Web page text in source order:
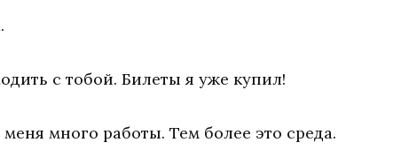
с тобой. Билеты я уже купил!
много работы. Тем более это среда.